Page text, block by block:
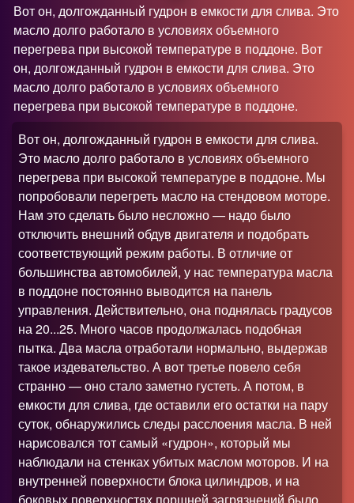
Вот он, долгожданный гудрон в емкости для слива. Это
масло долго работало в условиях объемного
перегрева при высокой температуре в поддоне. Вот
он, долгожданный гудрон в емкости для слива. Это
масло долго работало в условиях объемного
перегрева при высокой температуре в поддоне.
Вот он, долгожданный гудрон в емкости для слива.
Это масло долго работало в условиях объемного
перегрева при высокой температуре в поддоне. Мы
попробовали перегреть масло на стендовом моторе.
Нам это сделать было несложно — надо было
отключить внешний обдув двигателя и подобрать
соответствующий режим работы. В отличие от
большинства автомобилей, у нас температура масла
в поддоне постоянно выводится на панель
управления. Действительно, она поднялась градусов
на 20...25. Много часов продолжалась подобная
пытка. Два масла отработали нормально, выдержав
такое издевательство. А вот третье повело себя
странно — оно стало заметно густеть. А потом, в
емкости для слива, где оставили его остатки на пару
суток, обнаружились следы расслоения масла. В ней
нарисовался тот самый «гудрон», который мы
наблюдали на стенках убитых маслом моторов. И на
внутренней поверхности блока цилиндров, и на
боковых поверхностях поршней загрязнений было